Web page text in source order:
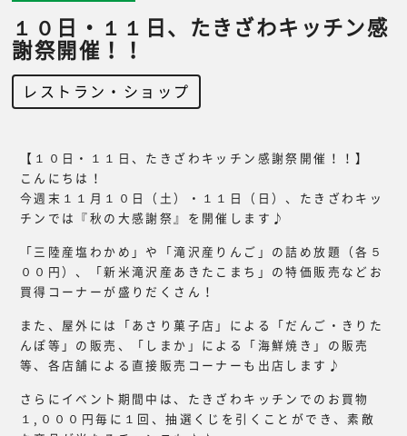
１０日・１１日、たきざわキッチン感
謝祭開催！！
レストラン・ショップ
【１０日・１１日、たきざわキッチン感謝祭開催！！】
こんにちは！
今週末１１月１０日（土）・１１日（日）、たきざわキッ
チンでは『秋の大感謝祭』を開催します♪
「三陸産塩わかめ」や「滝沢産りんご」の詰め放題（各５
００円）、「新米滝沢産あきたこまち」の特価販売などお
買得コーナーが盛りだくさん！
また、屋外には「あさり菓子店」による「だんご・きりた
んぽ等」の販売、「しまか」による「海鮮焼き」の販売
等、各店舗による直接販売コーナーも出店します♪
さらにイベント期間中は、たきざわキッチンでのお買物
１,０００円毎に１回、抽選くじを引くことができ、素敵